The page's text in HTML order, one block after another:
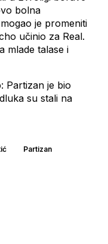
bolna
je promeniti
učinio za Real.
mlade talase i
Partizan je bio
su stali na
Partizan